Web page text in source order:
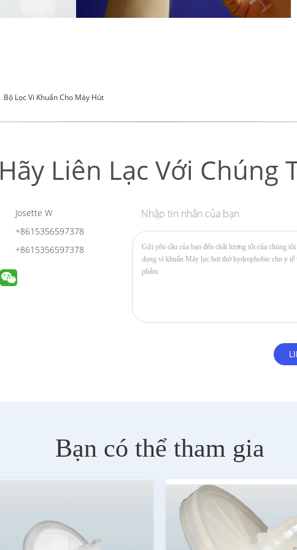
Bộ Lọc Vi Khuẩn Cho Máy Hút
Hãy Liên Lạc Với Chúng
Josette W
+8615356597378
+8615356597378
Nhập tin nhắn của bạn
Bạn có thể tham gia